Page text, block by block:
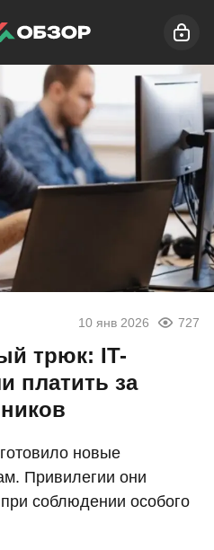
10 янв 2026 727
трюк: IT-
платить за
новые
Привилегии они
соблюдении особого